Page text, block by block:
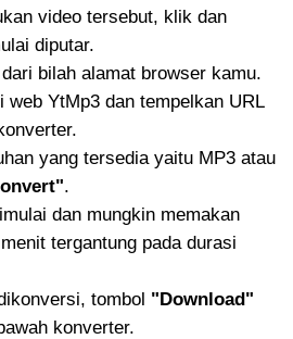
video tersebut, klik dan
diputar.
bilah alamat browser kamu.
web YtMp3 dan tempelkan URL
yang tersedia yaitu MP3 atau
.
dan mungkin memakan
tergantung pada durasi
tombol "Download"
konverter.